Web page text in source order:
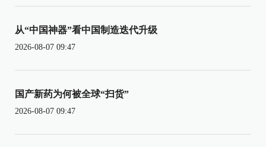
从“中国神器”看中国制造迭代升级
2026-08-07 09:47
国产新药为何被全球“扫货”
2026-08-07 09:47